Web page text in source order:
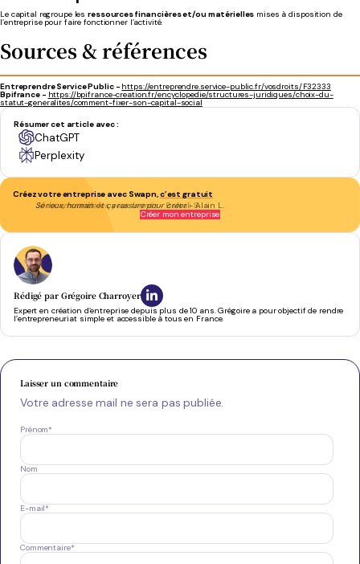
Le capital regroupe lesressources financières et/ou matérielles mises à disposition de
l’entreprise pour faire fonctionner l’activité.
Sources & références
Entreprendre Service Public - https://entreprendre.service-public.fr/vosdroits/F32333
Bpifrance - https://bpifrance-creation.fr/encyclopedie/structures-juridiques/choix-du-
statut-generalites/comment-fixer-son-capital-social
Résumer cet article avec :
ChatGPT
Perplexity
Créez votre entreprise avec Swapn,c’est gratuit
Je recommande les yeux fermés- Bartali S.
Créer mon entreprise
Rédigé par Grégoire Charroyer
Expert en création d’entreprise depuis plus de 10 ans. Grégoire a pour objectif de rendre
l’entrepreneuriat simple et accessible à tous en France.
Laisser un commentaire
Votre adresse mail ne sera pas publiée.
Prénom*
Nom
E-mail*
Commentaire*